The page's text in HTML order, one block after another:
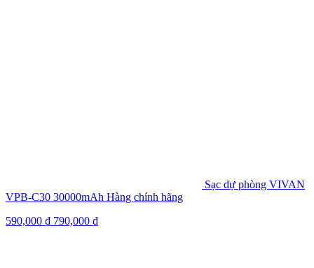
Sạc dự phòng VIVAN
VPB-C30 30000mAh Hàng chính hãng
590,000 ₫ 790,000 ₫